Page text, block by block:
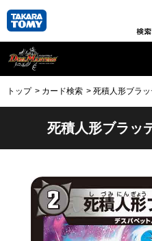
検索
トップ カード検索 死積人形ブラ
死積人形ブラッ